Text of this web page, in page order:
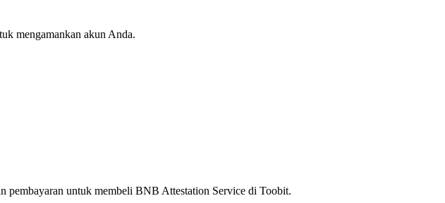
mengamankan akun Anda.
pembayaran untuk membeli BNB Attestation Service di Toobit.